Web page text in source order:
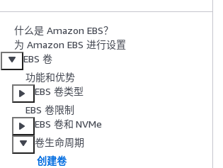
什么是 Amazon EBS？
为 Amazon EBS 进行设置
EBS 卷
功能和优势
EBS 卷类型
EBS 卷限制
EBS 卷和 NVMe
卷生命周期
创建卷